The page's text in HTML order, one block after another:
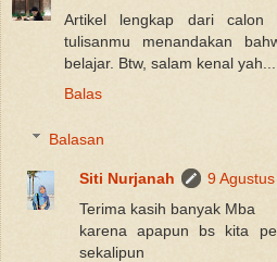
Artikel lengkap dari calon
tulisanmu menandakan
belajar. Btw, salam kenal yah...
Balas
Balasan
Siti Nurjanah
9
Terima kasih banyak Mba
karena apapun bs kita
sekalipun